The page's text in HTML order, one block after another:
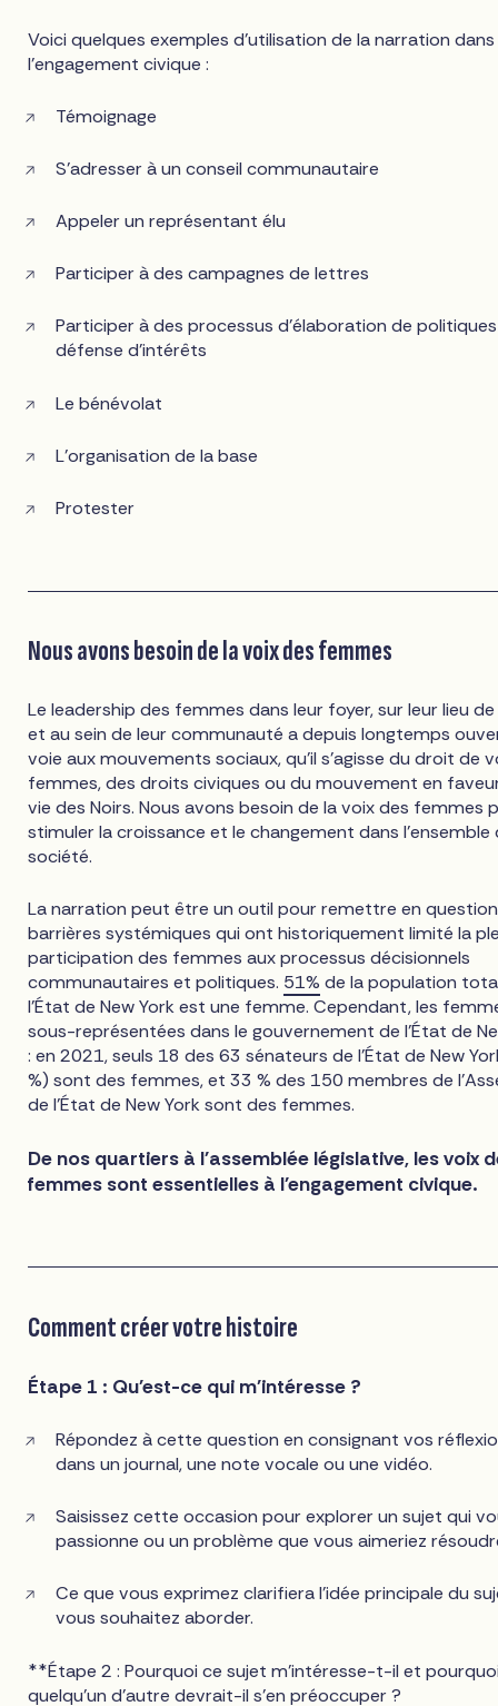
Voici quelques exemples d'utilisation de la narration dans
l'engagement civique :
Témoignage
S'adresser à un conseil communautaire
Appeler un représentant élu
Participer à des campagnes de lettres
Participer à des processus d'élaboration de
défense d'intérêts
Le bénévolat
L'organisation de la base
Protester
Nous avons besoin de la voix des femmes
Le leadership des femmes dans leur foyer, sur leur lieu
et au sein de leur communauté a depuis longtemps
voie aux mouvements sociaux, qu'il s'agisse du droit de
femmes, des droits civiques ou du mouvement en
vie des Noirs. Nous avons besoin de la voix des femmes
stimuler la croissance et le changement dans l'ensemble
société.
La narration peut être un outil pour remettre en
barrières systémiques qui ont historiquement limité la
participation des femmes aux processus décisionnels
communautaires et politiques. 51% de la population
l'État de New York est une femme. Cependant, les
sous-représentées dans le gouvernement de l'État de
: en 2021, seuls 18 des 63 sénateurs de l'État de New
%) sont des femmes, et 33 % des 150 membres de
de l'État de New York sont des femmes.
De nos quartiers à l'assemblée législative, les voix
femmes sont essentielles à l'engagement civique.
Comment créer votre histoire
Étape 1 : Qu'est-ce qui m'intéresse ?
Répondez à cette question en consignant vos
dans un journal, une note vocale ou une vidéo.
Saisissez cette occasion pour explorer un sujet qui
passionne ou un problème que vous aimeriez
Ce que vous exprimez clarifiera l'idée principale du
vous souhaitez aborder.
**Étape 2 : Pourquoi ce sujet m'intéresse-t-il et
quelqu'un d'autre devrait-il s'en préoccuper ?